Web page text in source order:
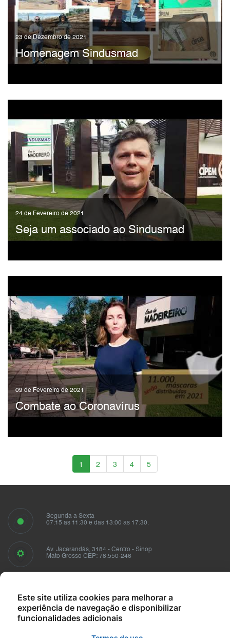
23 de Dezembro de 2021
Homenagem Sindusmad
24 de Fevereiro de 2021
Seja um associado ao Sindusmad
09 de Fevereiro de 2021
Combate ao Coronavírus
1 2 3 4 5
Segunda a Sexta
07:15 as 11:30 e das 13:00 as 17:30.
Av. Jacarandás, 3184 - Centro - Sinop
Mato Grosso CEP: 78.550-246
Este site utiliza cookies para melhorar a
experiência de navegação e disponibilizar
funcionalidades adicionais